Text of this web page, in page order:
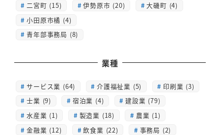
二宮町 (15)
伊勢原市 (20)
大磯町 (4)
小田原市橘 (4)
青年部事務局 (8)
業種
サービス業 (64) 介護福祉業 (5)
印刷業 (3)
士業 (9)
宿泊業 (4)
建設業 (79)
水産業 (1)
製造業 (18)
農業 (1)
金融業 (12)
飲食業 (22)
事務局 (2)